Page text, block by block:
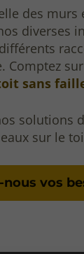
des
diverses
Comptez
sans
solutions
sur le
nous vos